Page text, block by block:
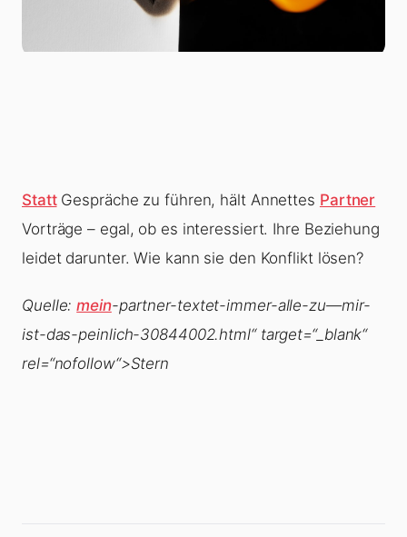
StattGespräche zu führen, hält Annettes Partner
Vorträge – egal, ob es interessiert. Ihre Beziehung
leidet darunter. Wie kann sie den Konflikt lösen?
Quelle:mein-partner-textet-immer-alle-zu—mir-
ist-das-peinlich-30844002.html“ target=“_blank“
rel=“nofollow“>Stern